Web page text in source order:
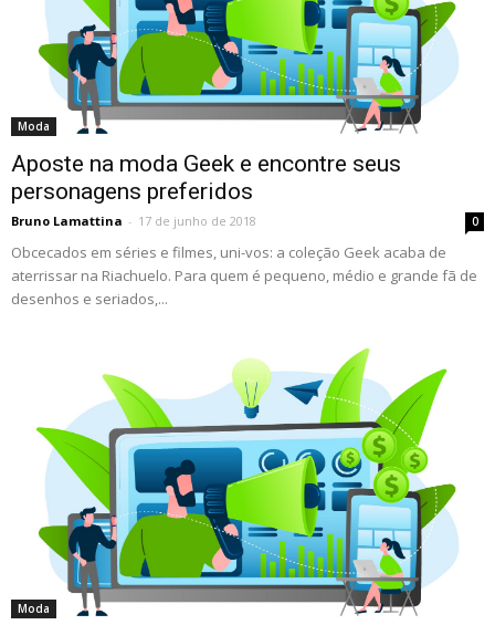
Moda
Aposte na moda Geek e encontre seus
personagens preferidos
Bruno Lamattina - 17 de junho de 2018 0
Obcecados em séries e filmes, uni-vos: a coleção Geek acaba de
aterrissar na Riachuelo. Para quem é pequeno, médio e grande fã de
desenhos e seriados,...
Moda